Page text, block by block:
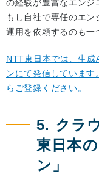
の経験が豊富なエンジ
もし自社で専任のエン
運用を依頼するのも一
NTT東日本では、生成
ンにて発信していま
らご登録ください。
5. クラ
東日本
ン」